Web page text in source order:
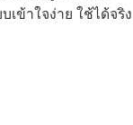
ข้าใจง่าย ใช้ได้จริง